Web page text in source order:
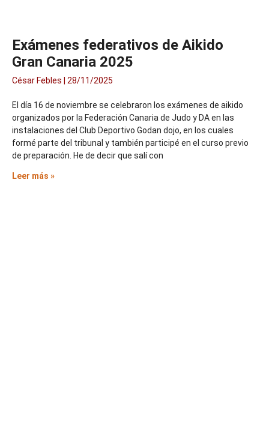
Exámenes federativos de Aikido
Gran Canaria 2025
César Febles 28/11/2025
El día 16 de noviembre se celebraron los exámenes de aikido
organizados por la Federación Canaria de Judo y DA en las
instalaciones del Club Deportivo Godan dojo, en los cuales
formé parte del tribunal y también participé en el curso previo
de preparación. He de decir que salí con
Leer más »